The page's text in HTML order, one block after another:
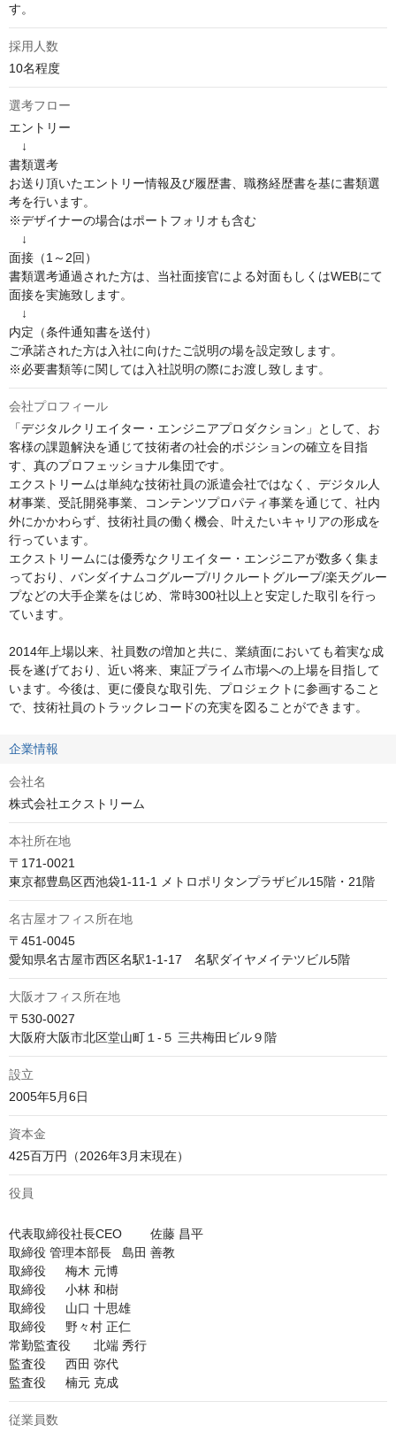
す。
採用人数
10名程度
選考フロー
エントリー
↓
書類選考
お送り頂いたエントリー情報及び履歴書、職務経歴書を基に書類選
考を行います。
※デザイナーの場合はポートフォリオも含む
↓
面接（1～2回）
書類選考通過された方は、当社面接官による対面もしくはWEBにて
面接を実施致します。
↓
内定（条件通知書を送付）
ご承諾された方は入社に向けたご説明の場を設定致します。
※必要書類等に関しては入社説明の際にお渡し致します。
会社プロフィール
「デジタルクリエイター・エンジニアプロダクション」として、お
客様の課題解決を通じて技術者の社会的ポジションの確立を目指
す、真のプロフェッショナル集団です。
エクストリームは単純な技術社員の派遣会社ではなく、デジタル人
材事業、受託開発事業、コンテンツプロパティ事業を通じて、社内
外にかかわらず、技術社員の働く機会、叶えたいキャリアの形成を
行っています。
エクストリームには優秀なクリエイター・エンジニアが数多く集ま
っており、バンダイナムコグループ/リクルートグループ/楽天グルー
プなどの大手企業をはじめ、常時300社以上と安定した取引を行っ
ています。
2014年上場以来、社員数の増加と共に、業績面においても着実な成
長を遂げており、近い将来、東証プライム市場への上場を目指して
います。今後は、更に優良な取引先、プロジェクトに参画すること
で、技術社員のトラックレコードの充実を図ることができます。
企業情報
会社名
株式会社エクストリーム
本社所在地
〒171-0021
東京都豊島区西池袋1-11-1 メトロポリタンプラザビル15階・21階
名古屋オフィス所在地
〒451-0045
愛知県名古屋市西区名駅1-1-17　名駅ダイヤメイテツビル5階
大阪オフィス所在地
〒530-0027
大阪府大阪市北区堂山町１-５ 三共梅田ビル９階
設立
2005年5月6日
資本金
役員
代表取締役社長CEO	佐藤 昌平
取締役 管理本部長	島田 善教
取締役	梅木 元博
取締役	小林 和樹
取締役	山口 十思雄
取締役	野々村 正仁
常勤監査役	北端 秀行
監査役	西田 弥代
従業員数